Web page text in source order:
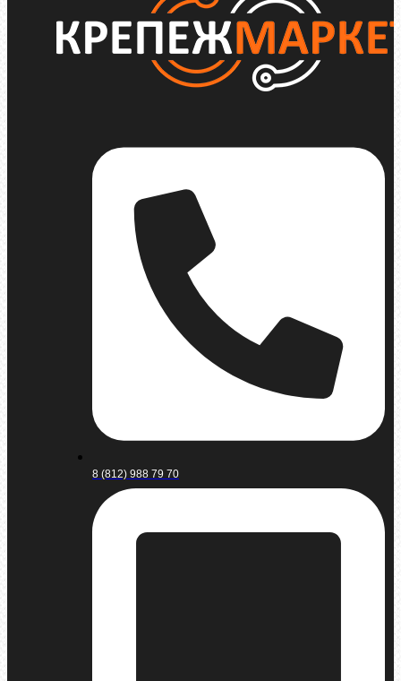
8 (812) 988 79 70